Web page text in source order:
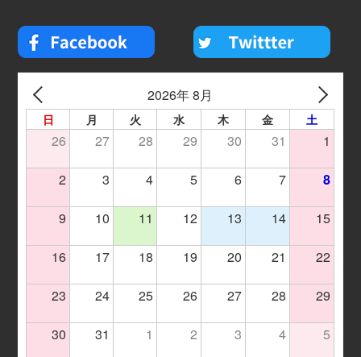
2026年 8月
日 月 火 水 木 金 土
26 27 28 29 30 31 1
2 3 4 5 6 7 8
9 10 11 12 13 14 15
16 17 18 19 20 21 22
23 24 25 26 27 28 29
30 31 1 2 3 4 5